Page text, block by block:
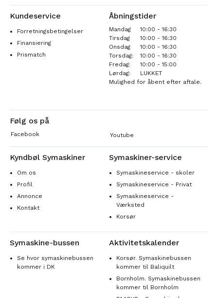
Kundeservice
Forretningsbetingelser
Finansiering
Prismatch
Åbningstider
Mandag
10:00 - 16:30
Tirsdag
10:00 - 16:30
Onsdag
10:00 - 16:30
Torsdag:
10:00 - 16:30
Fredag:
10:00 - 15:00
Lørdag:
LUKKET
Mulighed for åbent efter aftale.
Følg os på
Facebook Youtube
Kyndbøl Symaskiner
Om os
Profil
Annonce
Kontakt
Symaskiner-service
Symaskineservice - skoler
Symaskineservice - Privat
Symaskineservice -
Værksted
Korsør
Symaskine-bussen
Se hvor symaskinebussen
kommer i DK
Aktivitetskalender
Korsør. Symaskinebussen
kommer til Baliquilt
Bornholm. Symaskinebussen
kommer til Bornholm